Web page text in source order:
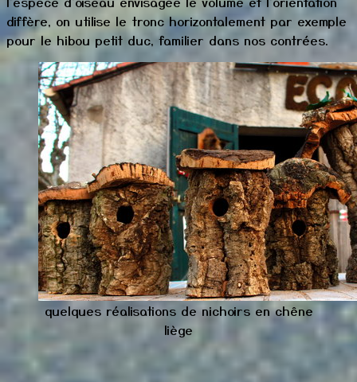
diffère, on utilise le tronc horizontalement par exemple
pour le hibou petit duc, familier dans nos contrées.
quelques réalisations de nichoirs en chêne
liège